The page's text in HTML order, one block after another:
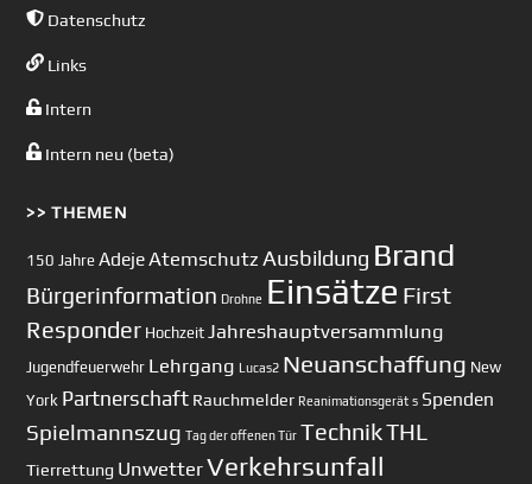
Datenschutz
Links
Intern
Intern neu (beta)
>> THEMEN
150 Jahre AdejeAtemschutz Ausbildung Brand
Bürgerinformation Drohne Einsätze First
Responder Hochzeit Jahreshauptversammlung
Jugendfeuerwehr Lehrgang Lucas2 Neuanschaffung New
York Partnerschaft Rauchmelder Reanimationsgerät s Spenden
Spielmannszug Tag der offenen Tür TechnikTHL
Tierrettung UnwetterVerkehrsunfall